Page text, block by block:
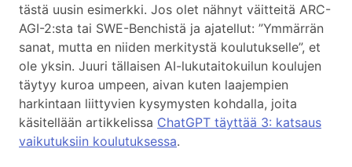
tästä uusin esimerkki. Jos olet nähnyt väitteitä ARC-
AGI-2:sta tai SWE-Benchistä ja ajatellut: ”Ymmärrän
sanat, mutta en niiden merkitystä koulutukselle”, et
ole yksin. Juuri tällaisen AI-lukutaitokuilun koulujen
täytyy kuroa umpeen, aivan kuten laajempien
harkintaan liittyvien kysymysten kohdalla, joita
käsitellään artikkelissa ChatGPT täyttää 3: katsaus
vaikutuksiin koulutuksessa.